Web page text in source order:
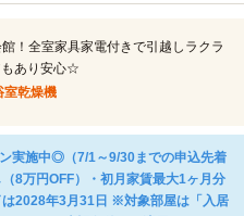
！全室家具家電付きで引越しラクラ
もあり安心☆
室乾燥機
実施中◎（7/1～9/30までの申込先着
8万円OFF）・初月家賃最大1ヶ月分
2028年3月31日 ※対象部屋は「入居